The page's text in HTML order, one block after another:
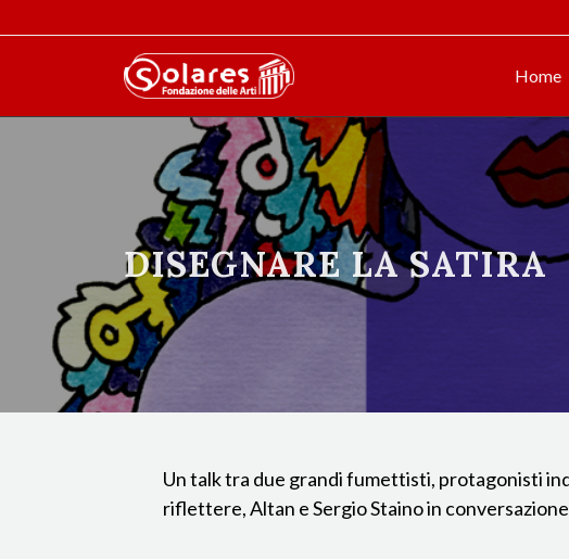
Home
DISEGNARE LA SATIRA
Un talk tra due grandi fumettisti, protagonisti
riflettere, Altan e Sergio Staino in